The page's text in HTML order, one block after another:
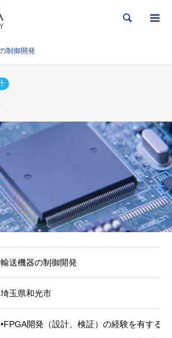
検索
制御開発
輸送機器の制御開発
埼玉県和光市
•FPGA開発（設計、検証）の経験を有する